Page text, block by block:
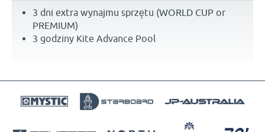
3 dni extra wynajmu sprzętu (WORLD CUP or
PREMIUM)
3 godziny Kite Advance Pool